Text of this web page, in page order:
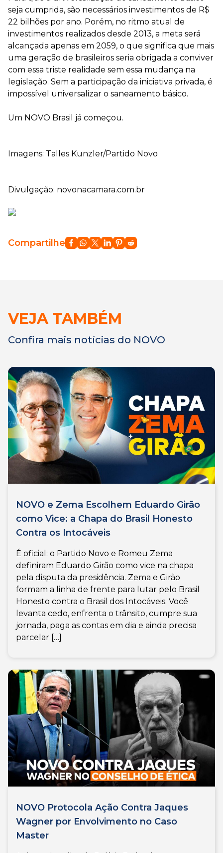
seja cumprida, são necessários investimentos de R$
22 bilhões por ano. Porém, no ritmo atual de
investimentos realizados desde 2013, a meta será
alcançada apenas em 2059, o que significa que mais
uma geração de brasileiros seria obrigada a conviver
com essa triste realidade sem essa mudança na
legislação. Sem a participação da iniciativa privada, é
impossível universalizar o saneamento básico.
Um NOVO Brasil já começou.
Imagens: Talles Kunzler/Partido Novo
Divulgação: novonacamara.com.br
Compartilhe
VEJA TAMBÉM
Confira mais notícias do NOVO
NOVO e Zema Escolhem Eduardo Girão
como Vice: a Chapa do Brasil Honesto
Contra os Intocáveis
É oficial: o Partido Novo e Romeu Zema
definiram Eduardo Girão como vice na chapa
pela disputa da presidência. Zema e Girão
formam a linha de frente para lutar pelo Brasil
Honesto contra o Brasil dos Intocáveis. Você
levanta cedo, enfrenta o trânsito, cumpre sua
jornada, paga as contas em dia e ainda precisa
parcelar […]
NOVO Protocola Ação Contra Jaques
Wagner por Envolvimento no Caso
Master